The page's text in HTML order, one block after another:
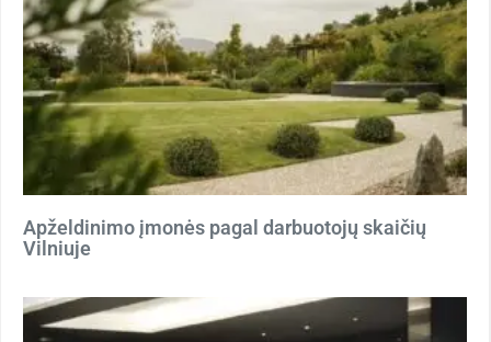
Apželdinimo įmonės pagal darbuotojų skaičių
Vilniuje